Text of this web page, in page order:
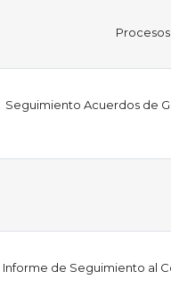
Seguimiento Acuerdos de
Informe de Seguimiento al